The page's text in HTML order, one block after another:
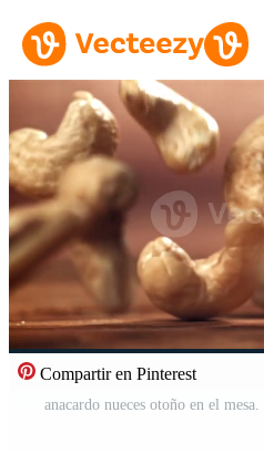
Compartir en Pinterest